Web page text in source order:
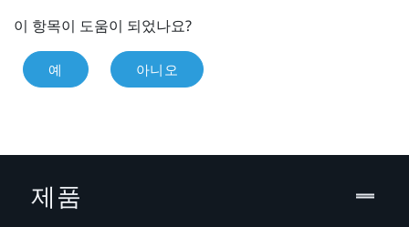
이 항목이 도움이 되었나요?
예 아니오
제품